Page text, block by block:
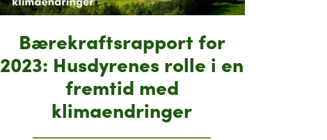
Bærekraftsrapport for
2023: Husdyrenes rolle i en
fremtid med
klimaendringer